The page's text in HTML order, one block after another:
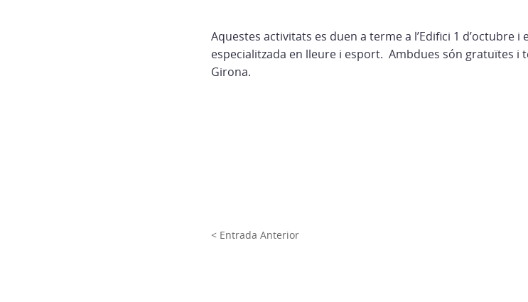
Aquestes activitats es duen a terme a l’Edifici 1 d’octubre
especialitzada en lleure i esport. Ambdues són gratuïtes i
Girona.
< Entrada Anterior